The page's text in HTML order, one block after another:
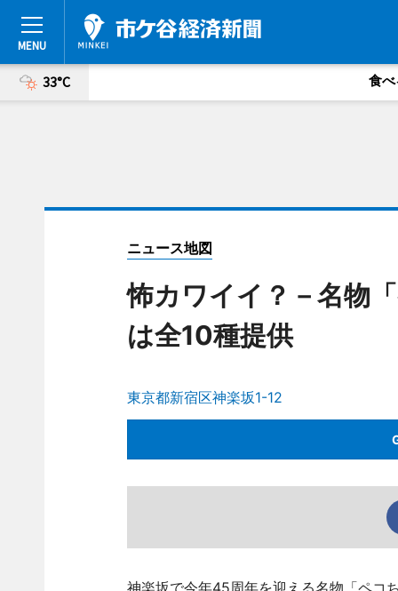
33°C 食べ
ニュース地図
怖カワイイ？－名物
は全10種提供
東京都新宿区神楽坂1-12